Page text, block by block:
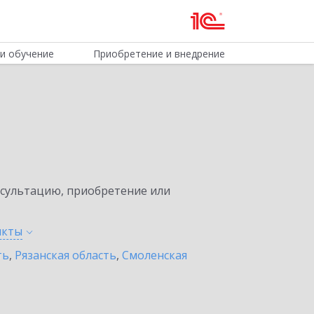
обучение Приобретение и внедрение
приобретение или
, Рязанская область, Смоленская